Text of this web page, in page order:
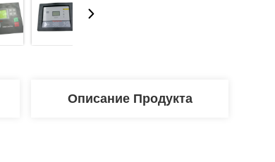
Описание Продукта